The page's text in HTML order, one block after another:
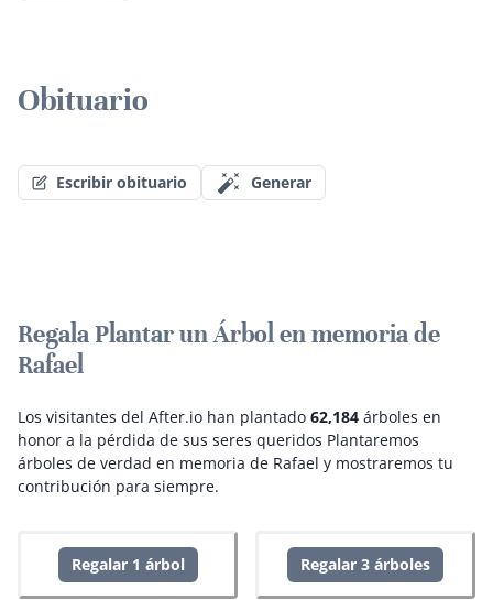
Obituario
Escribir obituario Generar
Regala Plantar un Árbol en memoria de
Rafael
Los visitantes del After.io han plantado 62,184 árboles en
honor a la pérdida de sus seres queridos Plantaremos
árboles de verdad en memoria de Rafael y mostraremos tu
contribución para siempre.
Regalar 1 árbol Regalar 3 árboles